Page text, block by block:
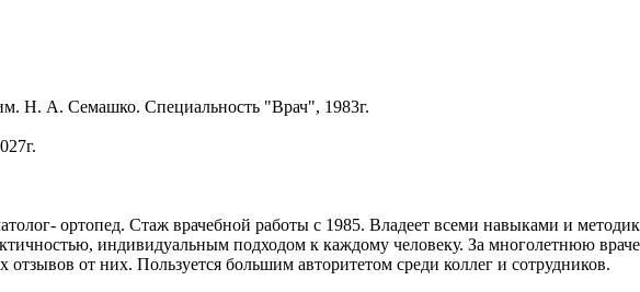
Н. А. Семашко. Специальность "Врач", 1983г.
ортопед. Стаж врачебной работы с 1985. Владеет всеми навыками и
индивидуальным подходом к каждому человеку. За многолетнюю
от них. Пользуется большим авторитетом среди коллег и сотрудников.